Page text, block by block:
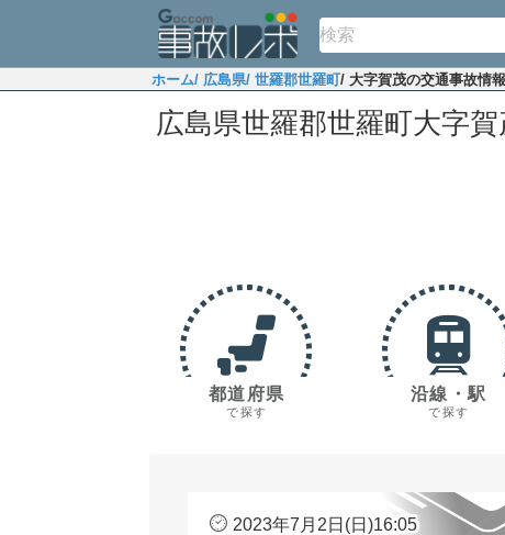
ホーム/ 広島県/ 世羅郡世羅町/ 大字賀茂の交通事故情報
広島県世羅郡世羅町大字
都道府県
で探す
沿線・駅
で探す
2023年7月2日(日)16:05